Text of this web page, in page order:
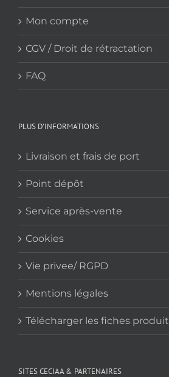
Mon compte
CGV / Droit de rétractation
FAQ
PLUS D’INFORMATIONS
Livraison et frais de port
Point dépôt
Service après-vente
Cookies
Vie privee/ RGPD
Mentions légales
Télécharger les fiches produit
SITES CECIAA & PARTENAIRES